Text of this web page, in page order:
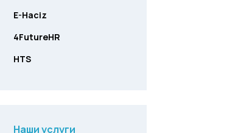
E-Haciz
4FutureHR
HTS
Наши услуги